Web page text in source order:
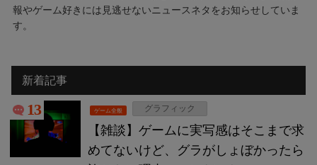
報やゲーム好きには見逃せないニュースネタをお知らせしていま
す。
新着記事
ゲーム全般 グラフィック
【雑談】ゲームに実写感はそこまで求
めてないけど、グラがしょぼかったら
13